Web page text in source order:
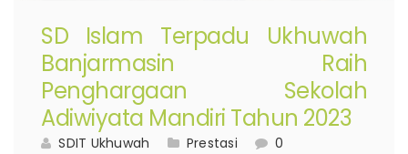
SD Islam Terpadu Ukhuwah
Banjarmasin Raih
Penghargaan Sekolah
Adiwiyata Mandiri Tahun 2023
SDIT Ukhuwah Prestasi 0